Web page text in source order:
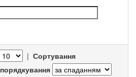
| Сортування